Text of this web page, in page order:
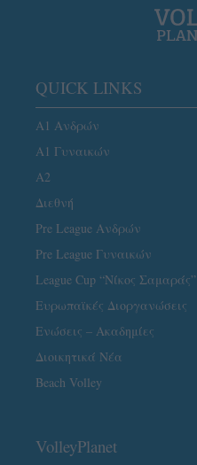
QUICK LINKS
Α1 Ανδρών
Α1 Γυναικών
A2
Διεθνή
Pre League Ανδρών
Pre League Γυναικών
League Cup “Νίκος Σαμαράς”
Ευρωπαϊκές Διοργανώσεις
Ενώσεις – Ακαδημίες
Διοικητικά Νέα
Beach Volley
VolleyPlanet